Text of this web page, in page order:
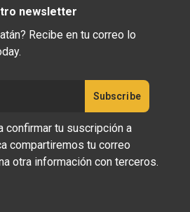
newsletter
Recibe en tu correo lo
confirmar tu suscripción a
compartiremos tu correo
otra información con terceros.